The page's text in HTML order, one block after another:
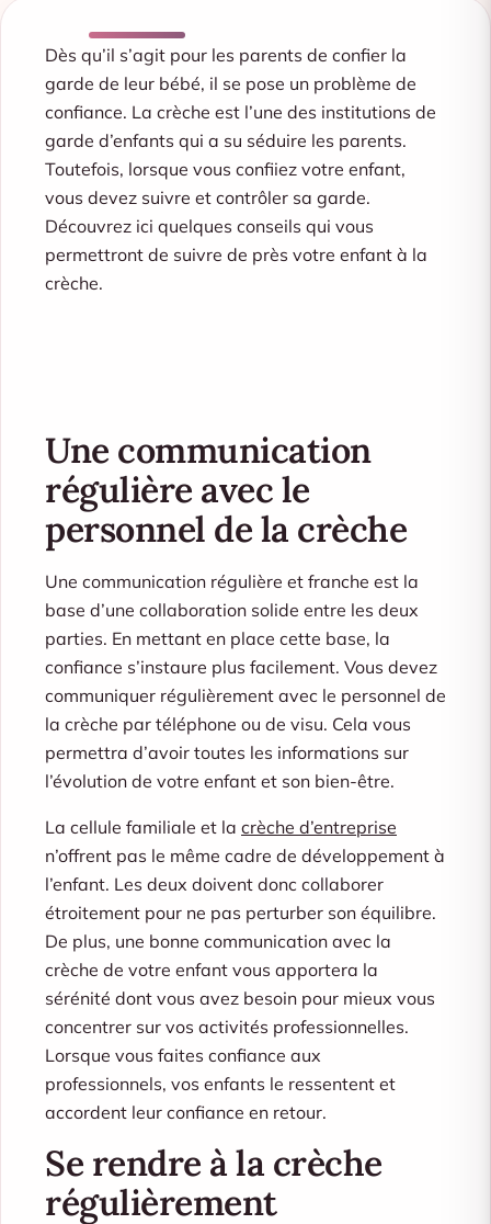
Dès qu’il s’agit pour les parents de confier la
garde de leur bébé, il se pose un problème de
confiance. La crèche est l’une des institutions de
garde d’enfants qui a su séduire les parents.
Toutefois, lorsque vous confiiez votre enfant,
vous devez suivre et contrôler sa garde.
Découvrez ici quelques conseils qui vous
permettront de suivre de près votre enfant à la
crèche.
Une communication
régulière avec le
personnel de la crèche
Une communication régulière et franche est la
base d’une collaboration solide entre les deux
parties. En mettant en place cette base, la
confiance s’instaure plus facilement. Vous devez
communiquer régulièrement avec le personnel de
la crèche par téléphone ou de visu. Cela vous
permettra d’avoir toutes les informations sur
l’évolution de votre enfant et son bien-être.
La cellule familiale et la crèche d’entreprise
n’offrent pas le même cadre de développement à
l’enfant. Les deux doivent donc collaborer
étroitement pour ne pas perturber son équilibre.
De plus, une bonne communication avec la
crèche de votre enfant vous apportera la
sérénité dont vous avez besoin pour mieux vous
concentrer sur vos activités professionnelles.
Lorsque vous faites confiance aux
professionnels, vos enfants le ressentent et
accordent leur confiance en retour.
Se rendre à la crèche
régulièrement